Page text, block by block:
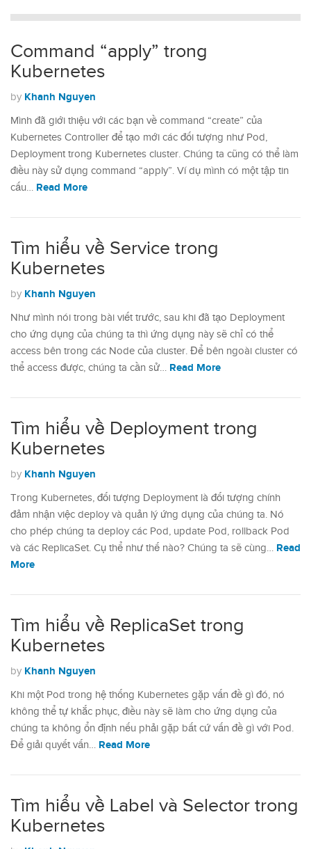
Command “apply” trong
Kubernetes
by Khanh Nguyen
Mình đã giới thiệu với các bạn về command “create” của
Kubernetes Controller để tạo mới các đối tượng như Pod,
Deployment trong Kubernetes cluster. Chúng ta cũng có thể làm
điều này sử dụng command “apply”. Ví dụ mình có một tập tin
cấu… Read More
Tìm hiểu về Service trong
Kubernetes
by Khanh Nguyen
Như mình nói trong bài viết trước, sau khi đã tạo Deployment
cho ứng dụng của chúng ta thì ứng dụng này sẽ chỉ có thể
access bên trong các Node của cluster. Để bên ngoài cluster có
thể access được, chúng ta cần sử… Read More
Tìm hiểu về Deployment trong
Kubernetes
by Khanh Nguyen
Trong Kubernetes, đối tượng Deployment là đối tượng chính
đảm nhận việc deploy và quản lý ứng dụng của chúng ta. Nó
cho phép chúng ta deploy các Pod, update Pod, rollback Pod
và các ReplicaSet. Cụ thể như thế nào? Chúng ta sẽ cùng… Read
More
Tìm hiểu về ReplicaSet trong
Kubernetes
by Khanh Nguyen
Khi một Pod trong hệ thống Kubernetes gặp vấn đề gì đó, nó
không thể tự khắc phục, điều này sẽ làm cho ứng dụng của
chúng ta không ổn định nếu phải gặp bất cứ vấn đề gì với Pod.
Để giải quyết vấn… Read More
Tìm hiểu về Label và Selector trong
Kubernetes